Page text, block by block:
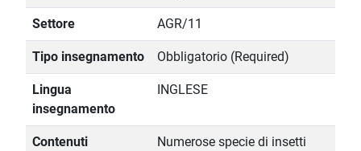
Settore AGR/11
Tipo insegnamento Obbligatorio (Required)
Lingua
insegnamento
INGLESE
Contenuti
Numerose specie di insetti